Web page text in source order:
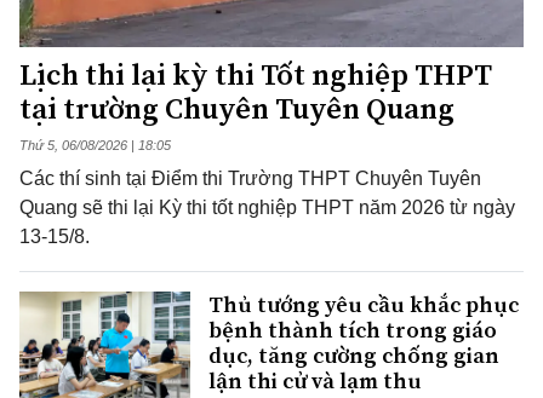
Lịch thi lại kỳ thi Tốt nghiệp THPT
tại trường Chuyên Tuyên Quang
Thứ 5, 06/08/2026 | 18:05
Các thí sinh tại Điểm thi Trường THPT Chuyên Tuyên
Quang sẽ thi lại Kỳ thi tốt nghiệp THPT năm 2026 từ ngày
13-15/8.
Thủ tướng yêu cầu khắc phục
bệnh thành tích trong giáo
dục, tăng cường chống gian
lận thi cử và lạm thu